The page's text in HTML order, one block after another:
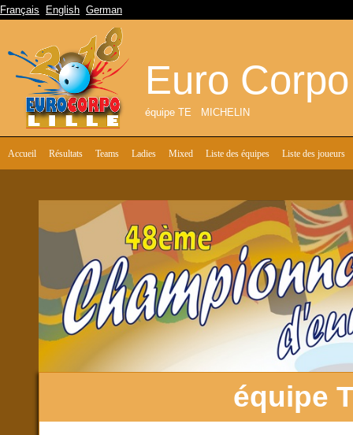
Français English German
Euro
équipe TE MICHELIN
Accueil Résultats Teams Ladies Mixed Liste des équipes Liste des joueurs
équipe